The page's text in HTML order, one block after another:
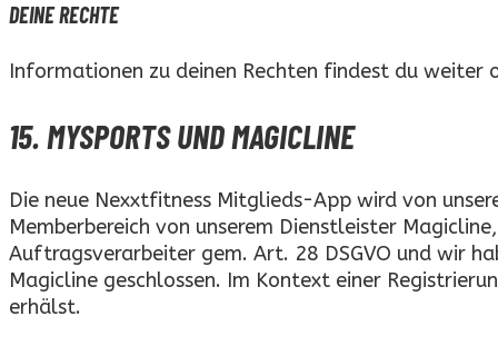
DEINE RECHTE
Informationen zu deinen Rechten findest du weiter
15. MYSPORTS UND MAGICLINE
Die neue Nexxtfitness Mitglieds-App wird von
Memberbereich von unserem Dienstleister
Auftragsverarbeiter gem. Art. 28 DSGVO und wir
Magicline geschlossen. Im Kontext einer
erhälst.